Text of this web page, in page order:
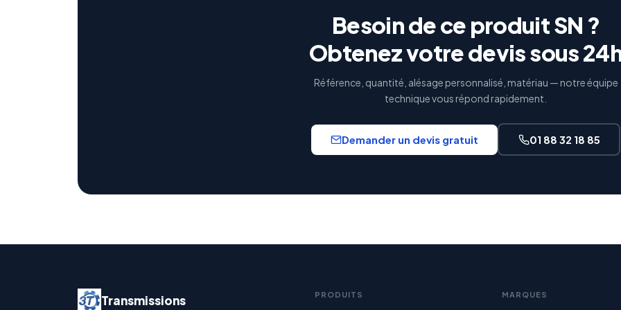
Besoin de ce produit SN ?
Obtenez votre devis sous
Référence, quantité, alésage personnalisé, matériau — notre équipe
technique vous répond rapidement.
Demander un devis gratuit 01 88 32 18 85
Transmissions PRODUITS MARQUES